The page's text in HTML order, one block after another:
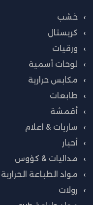
خشب
كريستال
ورقيات
لوحات أسمية
مكابس حرارية
طابعات
أقمشة
ساريات & اعلام
أحبار
مداليات & كؤوس
مواد الطباعة الحرارية
رولات